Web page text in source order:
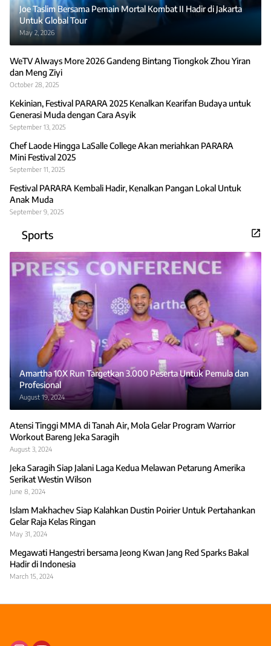
Joe Taslim Bersama Pemain Mortal Kombat II Hadir di Jakarta
Untuk Global Tour
May 2, 2026
WeTV Always More 2026 Gandeng Bintang Tiongkok Zhou Yiran
dan Meng Ziyi
October 28, 2025
Kekinian, Festival PARARA 2025 Kenalkan Kearifan Budaya untuk
Generasi Muda dengan Cara Asyik
September 13, 2025
Chef Laode Hingga LaSalle College Akan meriahkan PARARA
Mini Festival 2025
September 11, 2025
Festival PARARA Kembali Hadir, Kenalkan Pangan Lokal Untuk
Anak Muda
September 9, 2025
Sports
Amartha 10X Run Targetkan 3.000 Peserta Untuk Pemula dan
Profesional
August 19, 2024
Atensi Tinggi MMA di Tanah Air, Mola Gelar Program Warrior
Workout Bareng Jeka Saragih
August 3, 2024
Jeka Saragih Siap Jalani Laga Kedua Melawan Petarung Amerika
Serikat Westin Wilson
June 8, 2024
Islam Makhachev Siap Kalahkan Dustin Poirier Untuk Pertahankan
Gelar Raja Kelas Ringan
May 31, 2024
Megawati Hangestri bersama Jeong Kwan Jang Red Sparks Bakal
Hadir di Indonesia
March 15, 2024